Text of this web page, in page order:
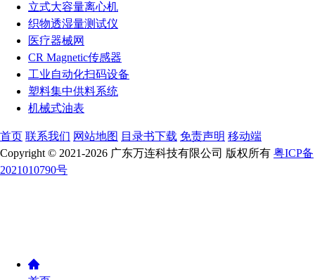
立式大容量离心机
织物透湿量测试仪
医疗器械网
CR Magnetic传感器
工业自动化扫码设备
塑料集中供料系统
机械式油表
首页 联系我们 网站地图 目录书下载 免责声明 移动端
Copyright © 2021-2026 广东万连科技有限公司 版权所有 粤ICP备
2021010790号